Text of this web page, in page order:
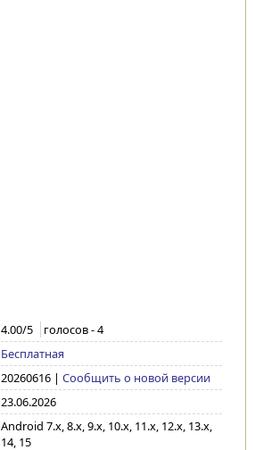
4.00/5 голосов -4
Бесплатная
20260616| Сообщить о новой версии
23.06.2026
Android 7.x, 8.x, 9.x, 10.x, 11.x, 12.x, 13.x,
14, 15